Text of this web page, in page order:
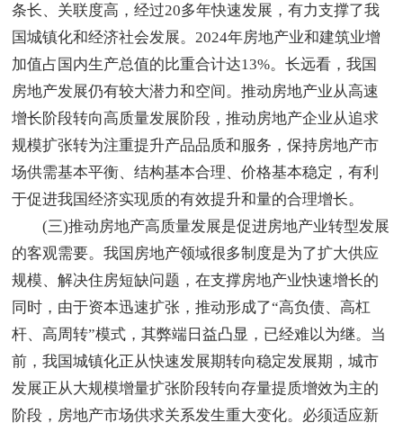
条长、关联度高，经过20多年快速发展，有力支撑了我
国城镇化和经济社会发展。2024年房地产业和建筑业增
加值占国内生产总值的比重合计达13%。长远看，我国
房地产发展仍有较大潜力和空间。推动房地产业从高速
增长阶段转向高质量发展阶段，推动房地产企业从追求
规模扩张转为注重提升产品品质和服务，保持房地产市
场供需基本平衡、结构基本合理、价格基本稳定，有利
于促进我国经济实现质的有效提升和量的合理增长。
(三)推动房地产高质量发展是促进房地产业转型发展
的客观需要。我国房地产领域很多制度是为了扩大供应
规模、解决住房短缺问题，在支撑房地产业快速增长的
同时，由于资本迅速扩张，推动形成了“高负债、高杠
杆、高周转”模式，其弊端日益凸显，已经难以为继。当
前，我国城镇化正从快速发展期转向稳定发展期，城市
发展正从大规模增量扩张阶段转向存量提质增效为主的
阶段，房地产市场供求关系发生重大变化。必须适应新